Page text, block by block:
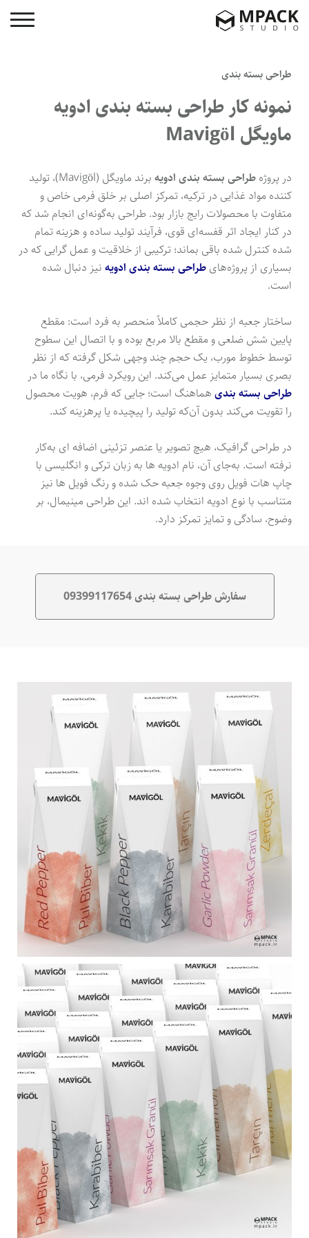
طراحی بسته بندی
نمونه کار طراحی بسته بندی ادویه
ماویگل Mavigöl
در پروژه طراحی بسته بندی ادویه
برند ماویگل (Mavigöl)، تولید
کننده مواد غذایی در ترکیه، تمرکز اصلی بر خلق فرمی خاص و
متفاوت با محصولات رایج بازار بود. طراحی به‌گونه‌ای انجام شد که
در کنار ایجاد اثر قفسه‌ای قوی، فرآیند تولید ساده و هزینه تمام
شده کنترل شده باقی بماند؛ ترکیبی از خلاقیت و عمل گرایی که در
بسیاری از پروژه‌های طراحی بسته بندی ادویه نیز دنبال شده
است.
ساختار جعبه از نظر حجمی کاملاً منحصر به فرد است: مقطع
پایین شش ضلعی و مقطع بالا مربع بوده و با اتصال این سطوح
توسط خطوط مورب، یک حجم چند وجهی شکل گرفته که از نظر
بصری بسیار متمایز عمل می‌کند. این رویکرد فرمی، با نگاه ما در
طراحی بسته بندی هماهنگ است؛ جایی که فرم، هویت محصول
را تقویت می‌کند بدون آن‌که تولید را پیچیده یا پرهزینه کند.
در طراحی گرافیک، هیچ تصویر یا عنصر تزئینی اضافه ای به‌کار
نرفته است. به‌جای آن، نام ادویه ها به زبان ترکی و انگلیسی با
چاپ هات فویل روی وجوه جعبه حک شده‌ و رنگ فویل ها نیز
متناسب با نوع ادویه انتخاب شده اند. این طراحی مینیمال، بر
وضوح، سادگی و تمایز تمرکز دارد.
سفارش طراحی بسته بندی 09399117654